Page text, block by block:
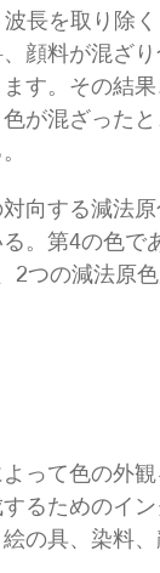
長を取り除
顔料が混ざ
す。その結
が混ざった
向する減法
。第4の色で
2つの減法原
って色の外観
るためのイ
の具、染料